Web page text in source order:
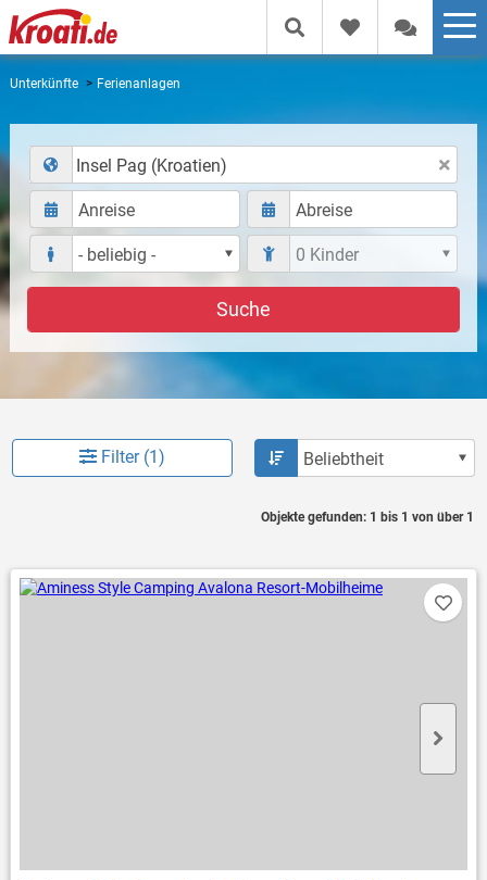
Unterkünfte Ferienanlagen
Insel Pag (Kroatien)
Suche
Filter (1)
Objekte gefunden: 1 bis 1 von über 1